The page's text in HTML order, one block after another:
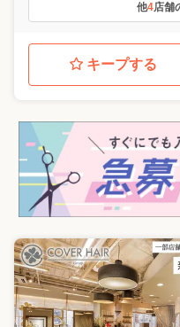
他4店舗
キープする